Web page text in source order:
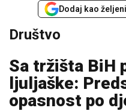
Dodaj kao
Društvo
Sa tržišta BiH
ljuljaške:
opasnost po